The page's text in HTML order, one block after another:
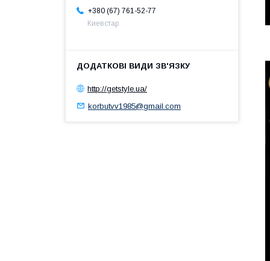
+380 (67) 761-52-77
Киевстар
http://getstyle.ua/
korbutvv1985@gmail.com